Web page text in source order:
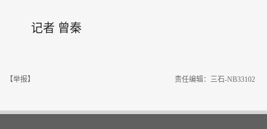
记者 曾秦
【举报】 责任编辑：三石-NB33102